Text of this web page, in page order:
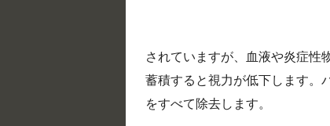
されていますが、血液や炎症性
蓄積すると視力が低下します。
をすべて除去します。